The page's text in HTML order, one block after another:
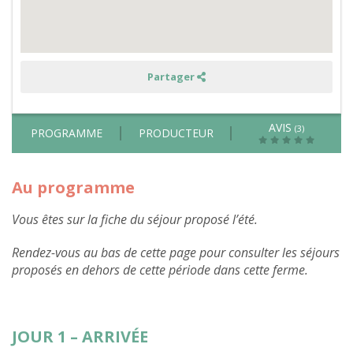
PROGRAMME PRODUCTEUR AVIS (3)
Au programme
Vous êtes sur la fiche du séjour proposé l’été.
Rendez-vous au bas de cette page pour consulter les séjours
proposés en dehors de cette période dans cette ferme.
JOUR 1 – ARRIVÉE
le
Partager